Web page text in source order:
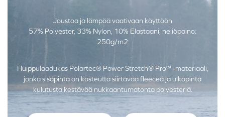
Joustoa ja lämpöä vaativaan käyttöön
57% Polyester, 33% Nylon, 10% Elastaani, neliöpaino:
250g/m2
Huippulaadukas Polartec® Power Stretch® Pro™ -materiaali,
jonka sisäpinta on kosteutta siirtävää fleeceä ja ulkopinta
kulutusta kestävää nukkaantumatonta polyesteriä.